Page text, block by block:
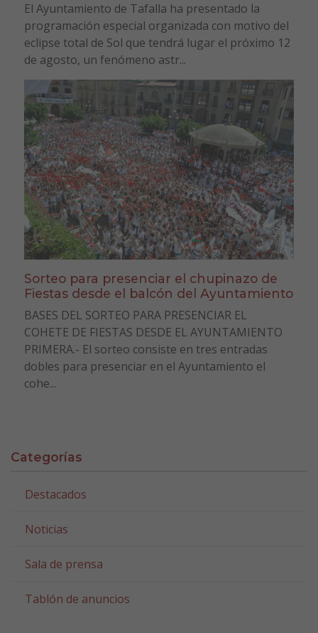
El Ayuntamiento de Tafalla ha presentado la
programación especial organizada con motivo del
eclipse total de Sol que tendrá lugar el próximo 12
de agosto, un fenómeno astr...
Sorteo para presenciar el chupinazo de
Fiestas desde el balcón del Ayuntamiento
BASES DEL SORTEO PARA PRESENCIAR EL
COHETE DE FIESTAS DESDE EL AYUNTAMIENTO
PRIMERA.- El sorteo consiste en tres entradas
dobles para presenciar en el Ayuntamiento el
cohe...
Categorías
Destacados
Noticias
Sala de prensa
Tablón de anuncios